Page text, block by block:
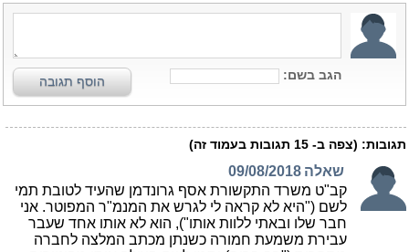
הגב בשם: הוסף תגובה
תגובות: (צפה ב- 15 תגובות בעמוד זה)
שאלה 09/08/2018
קב"ט משרד התקשורת אסף גרונדמן שהעיד לטובת תמי
לשם ("היא לא קראה לי לגרש את המנמ"ר המפוטר. אני
חבר שלו ובאתי ללוות אותו"), הוא לא אותו אחד שעבר
עבירת משמעת חמורה כשנתן מכתב המלצה לחברה